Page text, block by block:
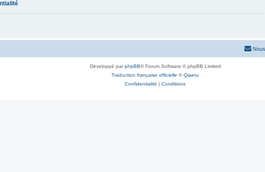
Développé parphpBB® Forum Software © phpBB Limited
Traduction française officielle ©Qiaeru
Confidentialité | Conditions